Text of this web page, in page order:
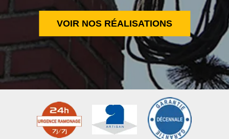
VOIR NOS RÉALISATIONS